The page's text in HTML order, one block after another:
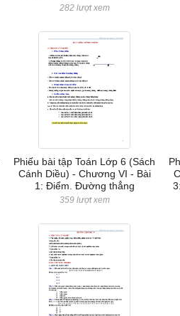
282 lượt xem
Phiếu bài tập Toán Lớp 6 (Sách
Cánh Diều) - Chương VI - Bài
1: Điểm. Đường thẳng
359 lượt xem